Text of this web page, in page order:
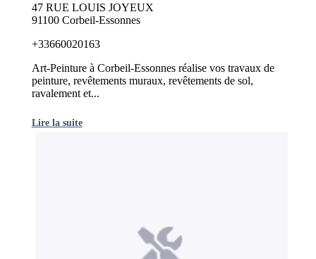
47 RUE LOUIS JOYEUX
91100 Corbeil-Essonnes
+33660020163
Art-Peinture à Corbeil-Essonnes réalise vos travaux de
peinture, revêtements muraux, revêtements de sol,
ravalement et...
Lire la suite